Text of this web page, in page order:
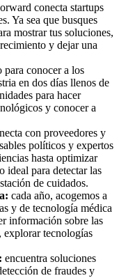
conecta startups
Ya sea que busques
mostrar tus soluciones,
y dejar una
para conocer a los
en dos días llenos de
para hacer
y conocer a
con proveedores y
políticos y expertos
hasta optimizar
ideal para detectar las
de cuidados.
cada año, acogemos a
y de tecnología médica
información sobre las
explorar tecnologías
encuentra soluciones
de fraudes y